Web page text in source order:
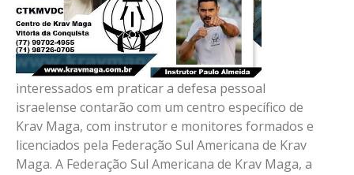
interessados em praticar a defesa pessoal
israelense contarão com um centro específico de
Krav Maga, com instrutor e monitores formados e
licenciados pela Federação Sul Americana de Krav
Maga. A Federação Sul Americana de Krav Maga, a